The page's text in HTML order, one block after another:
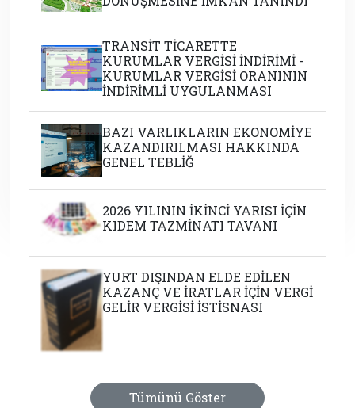
TRANSİT TİCARETTE
KURUMLAR VERGİSİ İNDİRİMİ -
KURUMLAR VERGİSİ ORANININ
İNDİRİMLİ UYGULANMASI
BAZI VARLIKLARIN EKONOMİYE
KAZANDIRILMASI HAKKINDA
GENEL TEBLİĞ
2026 YILININ İKİNCİ YARISI İÇİN
KIDEM TAZMİNATI TAVANI
YURT DIŞINDAN ELDE EDİLEN
KAZANÇ VE İRATLAR İÇİN VERGİ
GELİR VERGİSİ İSTİSNASI
Tümünü Göster